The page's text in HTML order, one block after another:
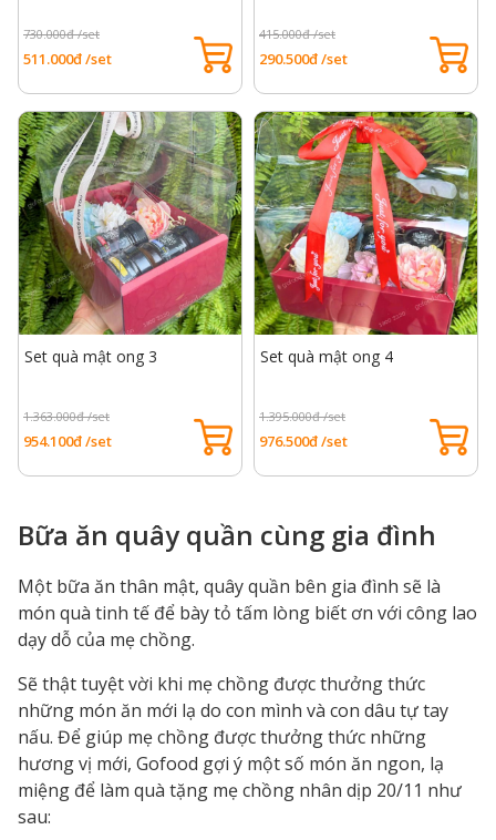
730.000đ /set
511.000đ /set
415.000đ /set
290.500đ /set
Set quà mật ong 3
1.363.000đ /set
954.100đ /set
Set quà mật ong 4
1.395.000đ /set
976.500đ /set
Bữa ăn quây quần cùng gia đình
Một bữa ăn thân mật, quây quần bên gia đình sẽ là
món quà tinh tế để bày tỏ tấm lòng biết ơn với công lao
dạy dỗ của mẹ chồng.
Sẽ thật tuyệt vời khi mẹ chồng được thưởng thức
những món ăn mới lạ do con mình và con dâu tự tay
nấu. Để giúp mẹ chồng được thưởng thức những
hương vị mới, Gofood gợi ý một số món ăn ngon, lạ
miệng để làm quà tặng mẹ chồng nhân dịp 20/11 như
sau: